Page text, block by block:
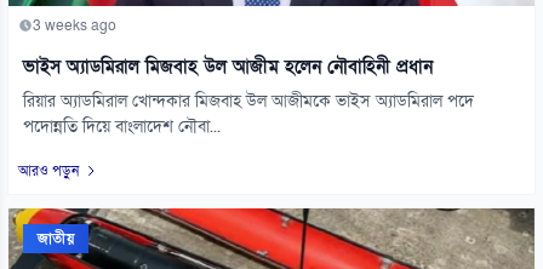
3 weeks ago
ভাইস অ্যাডমিরাল মিজবাহ উল আজীম হলেন নৌবাহিনী প্রধান
রিয়ার অ্যাডমিরাল খোন্দকার মিজবাহ উল আজীমকে ভাইস অ্যাডমিরাল পদে
পদোন্নতি দিয়ে বাংলাদেশ নৌবা...
আরও পড়ুন
জাতীয়